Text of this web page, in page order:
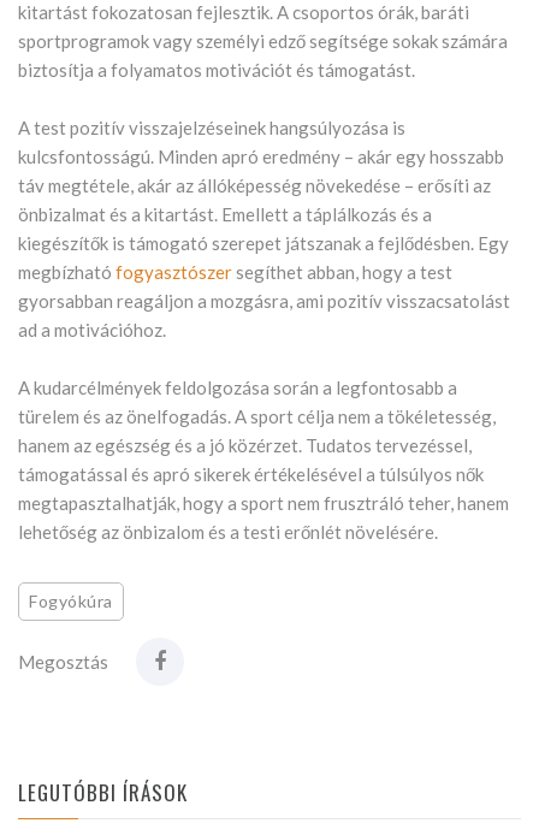
kitartást fokozatosan fejlesztik. A csoportos órák, baráti
sportprogramok vagy személyi edző segítsége sokak számára
biztosítja a folyamatos motivációt és támogatást.
A test pozitív visszajelzéseinek hangsúlyozása is
kulcsfontosságú. Minden apró eredmény – akár egy hosszabb
táv megtétele, akár az állóképesség növekedése – erősíti az
önbizalmat és a kitartást. Emellett a táplálkozás és a
kiegészítők is támogató szerepet játszanak a fejlődésben. Egy
megbízható fogyasztószersegíthet abban, hogy a test
gyorsabban reagáljon a mozgásra, ami pozitív visszacsatolást
ad a motivációhoz.
A kudarcélmények feldolgozása során a legfontosabb a
türelem és az önelfogadás. A sport célja nem a tökéletesség,
hanem az egészség és a jó közérzet. Tudatos tervezéssel,
támogatással és apró sikerek értékelésével a túlsúlyos nők
megtapasztalhatják, hogy a sport nem frusztráló teher, hanem
lehetőség az önbizalom és a testi erőnlét növelésére.
Fogyókúra
Megosztás
LEGUTÓBBI ÍRÁSOK